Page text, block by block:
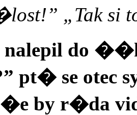
„Tak si
nalepil do
pt� se otec
by r�da